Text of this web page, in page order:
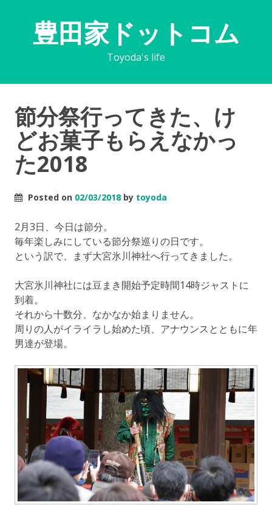
豊田家ドットコム
Toyoda's life
節分祭行ってきた、け
どお菓子もらえなかっ
た2018
Posted on 02/03/2018 by toyoda
2月3日、今日は節分。
毎年楽しみにしている節分祭巡りの日です。
という訳で、まず大宮氷川神社へ行ってきました。
大宮氷川神社には豆まき開始予定時間14時ジャストに
到着。
それから十数分、なかなか始まりません。
周りの人がイライラし始めた頃、アナウンスとともに年
男達が登場。